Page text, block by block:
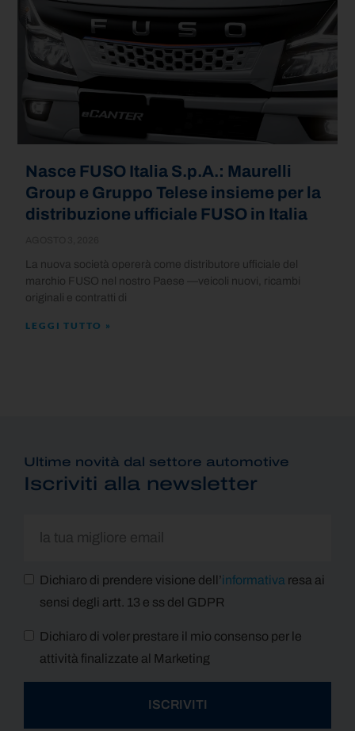
Nasce FUSO Italia S.p.A.: Maurelli
Group e Gruppo Telese insieme per la
distribuzione ufficiale FUSO in Italia
La nuova società opererà come distributore ufficiale del
marchio FUSO nel nostro Paese —veicoli nuovi, ricambi
originali e contratti di
LEGGI TUTTO »
Ultime novità dal settore automotive
Iscriviti alla newsletter
Dichiaro di prendere visione dell’informativa resa ai
sensi degli artt. 13 e ss del GDPR
Dichiaro di voler prestare il mio consenso per le
attività finalizzate al Marketing
ISCRIVITI